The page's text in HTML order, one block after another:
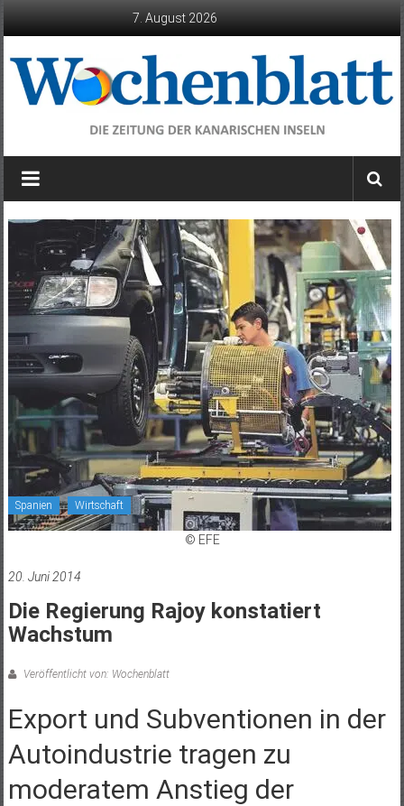
7. August 2026
Wochenblatt
die
Kanarischen
Inseln
Spanien Wirtschaft
© EFE
20. Juni 2014
Die Regierung Rajoy konstatiert
Wachstum
Veröffentlicht von: Wochenblatt
Export und Subventionen in der
Autoindustrie tragen zu
moderatem Anstieg der